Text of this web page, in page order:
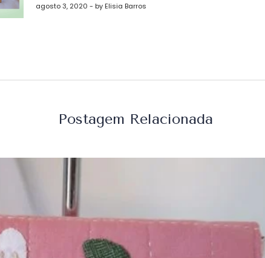
agosto 3, 2020 - by Elisia Barros
Postagem Relacionada